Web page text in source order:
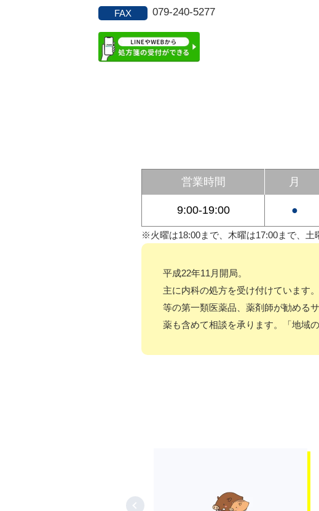
FAX 079-240-5277
営業時間 月
9:00-19:00 ●
※火曜は18:00まで、木曜は17:00まで、土
平成22年11月開局。
主に内科の処方を受け付けています
等の第一類医薬品、薬剤師が勧める
薬も含めて相談を承ります。「地域